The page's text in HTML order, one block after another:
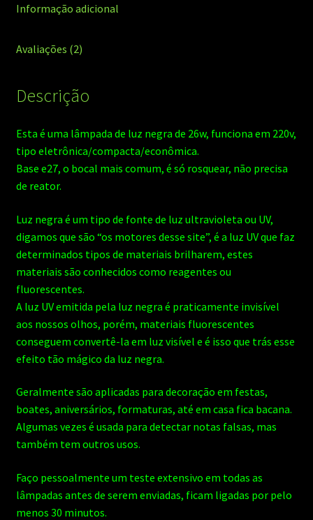
Informação adicional
Avaliações (2)
Descrição
Esta é uma lâmpada de luz negra de 26w, funciona em 220v,
tipo eletrônica/compacta/econômica.
Base e27, o bocal mais comum, é só rosquear, não precisa
de reator.
Luz negra é um tipo de fonte de luz ultravioleta ou UV,
digamos que são “os motores desse site”, é a luz UV que faz
determinados tipos de materiais brilharem, estes
materiais são conhecidos como reagentes ou
fluorescentes.
A luz UV emitida pela luz negra é praticamente invisível
aos nossos olhos, porém, materiais fluorescentes
conseguem convertê-la em luz visível e é isso que trás esse
efeito tão mágico da luz negra.
Geralmente são aplicadas para decoração em festas,
boates, aniversários, formaturas, até em casa fica bacana.
Algumas vezes é usada para detectar notas falsas, mas
também tem outros usos.
Faço pessoalmente um teste extensivo em todas as
lâmpadas antes de serem enviadas, ficam ligadas por pelo
menos 30 minutos.